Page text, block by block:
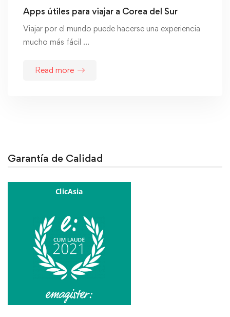
Apps útiles para viajar a Corea del Sur
Viajar por el mundo puede hacerse una experiencia
mucho más fácil …
Read more
Garantía de Calidad